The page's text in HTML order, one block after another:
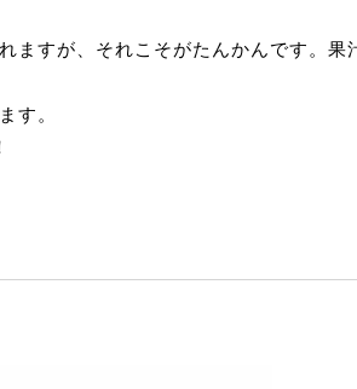
ますが、それこそがたんかんです。果
す。